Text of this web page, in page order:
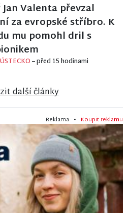
Jan Valenta převzal
za evropské stříbro. K
mu pomohl dril s
– před 15 hodinami
další články
Reklama • Koupit reklamu